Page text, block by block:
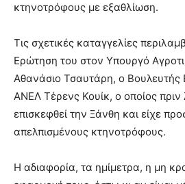
κτηνοτρόφους με εξαθλίωση.
Τις σχετικές καταγγελίες
Ερώτηση του στον Υπουργό
Αθανάσιο Τσαυτάρη, ο Βουλευτής
ΑΝΕΛ Τέρενς Κουίκ, ο οποίος πριν
επισκεφθεί την Ξάνθη και είχε
απελπισμένους κτηνοτρόφους.
Η αδιαφορία, τα ημίμετρα, η μη